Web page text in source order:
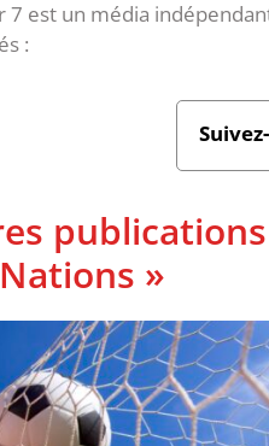
7 est un média
:
»